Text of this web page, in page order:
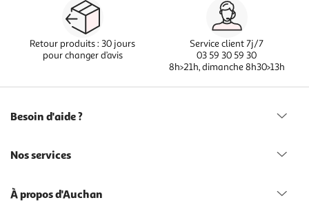
Retour produits : 30 jours
pour changer d’avis
Service client 7j/7
03 59 30 59 30
8h>21h, dimanche 8h30>13h
Besoin d'aide ?
Nos services
À propos d'Auchan